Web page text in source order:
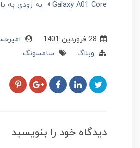
Galaxy A01 Core به زودی به بازار می‌آید؟
وبلاگ
سامسونگ
دیدگاه خود را بنویسید